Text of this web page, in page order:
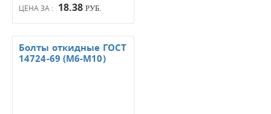
ЦЕНА ЗА : 18.38 РУБ.
Болты откидные ГОСТ
14724-69 (М6-М10)